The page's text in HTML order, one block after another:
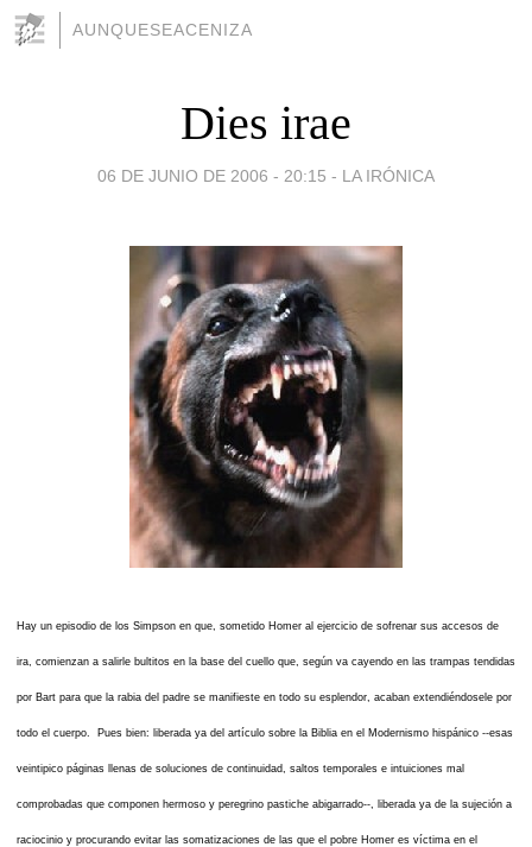
AUNQUESEACENIZA
Dies irae
06 DE JUNIO DE 2006 - 20:15 - LA IRÓNICA
Hay un episodio de los Simpson en que, sometido Homer al ejercicio de sofrenar sus accesos de
ira, comienzan a salirle bultitos en la base del cuello que, según va cayendo en las trampas tendidas
por Bart para que la rabia del padre se manifieste en todo su esplendor, acaban extendiéndosele por
todo el cuerpo. Pues bien: liberada ya del artículo sobre la Biblia en el Modernismo hispánico --esas
veintipico páginas llenas de soluciones de continuidad, saltos temporales e intuiciones mal
comprobadas que componen hermoso y peregrino pastiche abigarrado--, liberada ya de la sujeción a
raciocinio y procurando evitar las somatizaciones de las que el pobre Homer es víctima en el